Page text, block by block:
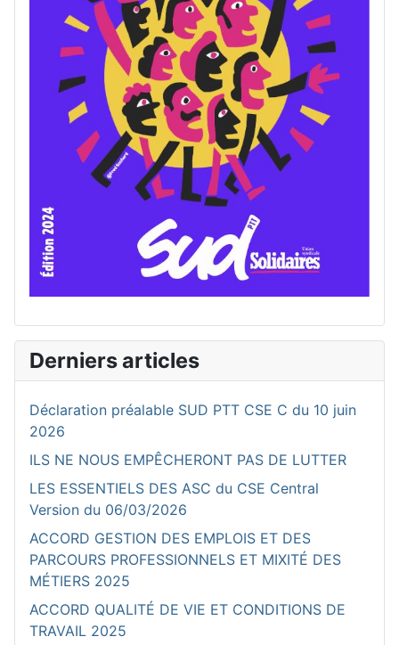
Derniers articles
Déclaration préalable SUD PTT CSE C du 10 juin
2026
ILS NE NOUS EMPÊCHERONT PAS DE LUTTER
LES ESSENTIELS DES ASC du CSE Central
Version du 06/03/2026
ACCORD GESTION DES EMPLOIS ET DES
PARCOURS PROFESSIONNELS ET MIXITÉ DES
MÉTIERS 2025
ACCORD QUALITÉ DE VIE ET CONDITIONS DE
TRAVAIL 2025